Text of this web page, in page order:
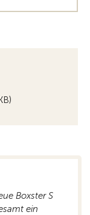
Boxster S
ein